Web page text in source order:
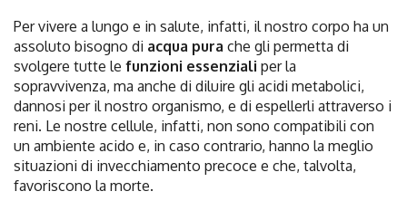
Per vivere a lungo e in salute, infatti, il nostro corpo ha un
assoluto bisogno di acqua pura che gli permetta di
svolgere tutte le funzioni essenziali per la
sopravvivenza, ma anche di diluire gli acidi metabolici,
dannosi per il nostro organismo, e di espellerli attraverso i
reni. Le nostre cellule, infatti, non sono compatibili con
un ambiente acido e, in caso contrario, hanno la meglio
situazioni di invecchiamento precoce e che, talvolta,
favoriscono la morte.